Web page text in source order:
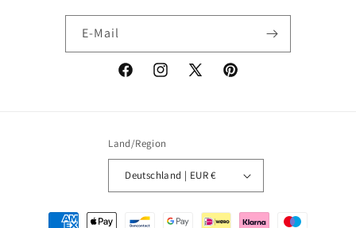
E-Mail
FacebookInstagram
X
Pinterest
Land/Region
Deutschland | EUR €
Zahlungsmethoden